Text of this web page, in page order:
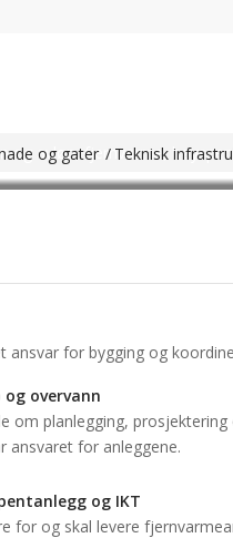
og gater / Teknisk
avløp, fjernvarme,
ansvar for bygging og
overvann
om planlegging,
ansvaret for anleggene.
og IKT
for og skal levere